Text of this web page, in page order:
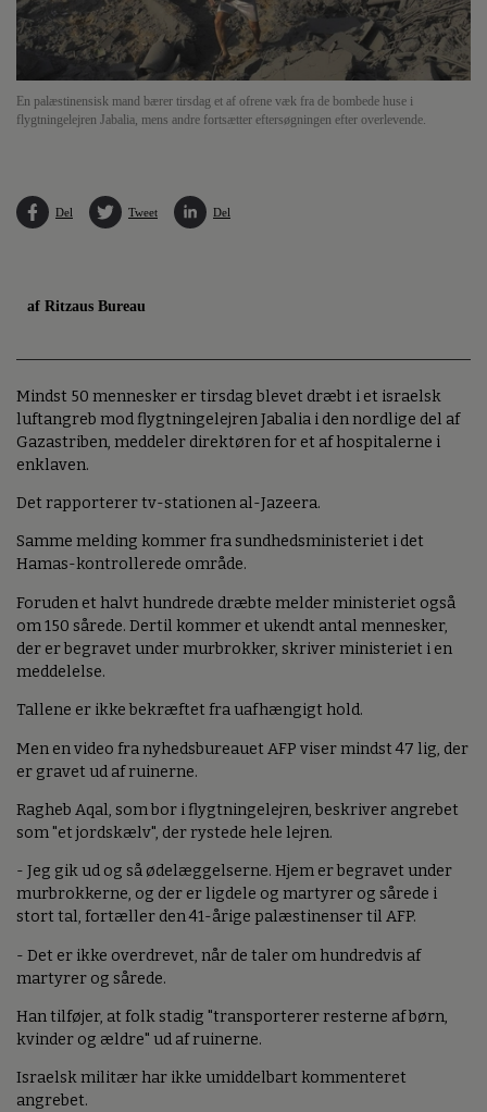
En palæstinensisk mand bærer tirsdag et af ofrene væk fra de bombede huse i
flygtningelejren Jabalia, mens andre fortsætter eftersøgningen efter overlevende.
Del Tweet Del
af Ritzaus Bureau
Mindst 50 mennesker er tirsdag blevet dræbt i et israelsk
luftangreb mod flygtningelejren Jabalia i den nordlige del af
Gazastriben, meddeler direktøren for et af hospitalerne i
enklaven.
Det rapporterer tv-stationen al-Jazeera.
Samme melding kommer fra sundhedsministeriet i det
Hamas-kontrollerede område.
Foruden et halvt hundrede dræbte melder ministeriet også
om 150 sårede. Dertil kommer et ukendt antal mennesker,
der er begravet under murbrokker, skriver ministeriet i en
meddelelse.
Tallene er ikke bekræftet fra uafhængigt hold.
Men en video fra nyhedsbureauet AFP viser mindst 47 lig, der
er gravet ud af ruinerne.
Ragheb Aqal, som bor i flygtningelejren, beskriver angrebet
som "et jordskælv", der rystede hele lejren.
- Jeg gik ud og så ødelæggelserne. Hjem er begravet under
murbrokkerne, og der er ligdele og martyrer og sårede i
stort tal, fortæller den 41-årige palæstinenser til AFP.
- Det er ikke overdrevet, når de taler om hundredvis af
martyrer og sårede.
Han tilføjer, at folk stadig "transporterer resterne af børn,
kvinder og ældre" ud af ruinerne.
Israelsk militær har ikke umiddelbart kommenteret
angrebet.